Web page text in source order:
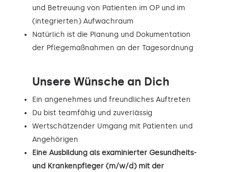
und Betreuung von Patienten im OP und im
(integrierten) Aufwachraum
Natürlich ist die Planung und Dokumentation
der Pflegemaßnahmen an der Tagesordnung
Unsere Wünsche an Dich
Ein angenehmes und freundliches Auftreten
Du bist teamfähig und zuverlässig
Wertschätzender Umgang mit Patienten und
Angehörigen
Eine Ausbildung als examinierter Gesundheits-
und Krankenpfleger (m/w/d) mit der